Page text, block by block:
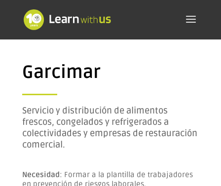
Garcimar
Servicio y distribución de alimentos
frescos, congelados y refrigerados a
colectividades y empresas de restauración
comercial.
Necesidad: Formar a la plantilla de trabajadores
en prevención de riesgos laborales.